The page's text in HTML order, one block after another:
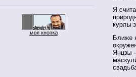
моя кнопка
Я
курлы
Ближе
Янцзы